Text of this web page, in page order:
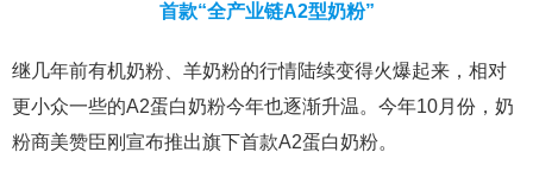
首款“全产业链A2型奶粉”
继几年前有机奶粉、羊奶粉的行情陆续变得火爆起来，相对
更小众一些的A2蛋白奶粉今年也逐渐升温。今年10月份，奶
粉商美赞臣刚宣布推出旗下首款A2蛋白奶粉。